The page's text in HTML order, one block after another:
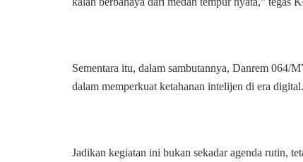
Sementara itu, dalam sambutannya, Danrem 064/
dalam memperkuat ketahanan intelijen di era digital.
Jadikan kegiatan ini bukan sekadar agenda rutin,